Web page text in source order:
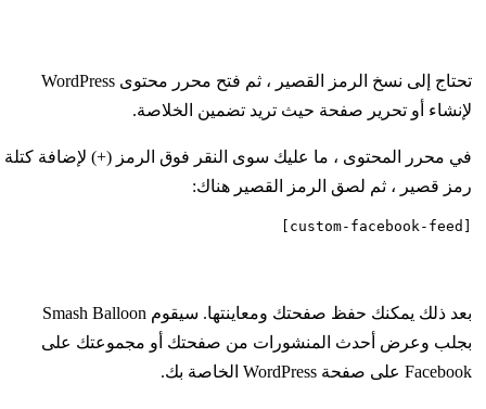
تحتاج إلى نسخ الرمز القصير ، ثم فتح محرر محتوى WordPress
لإنشاء أو تحرير صفحة حيث تريد تضمين الخلاصة.
في محرر المحتوى ، ما عليك سوى النقر فوق الرمز (+) لإضافة كتلة
رمز قصير ، ثم لصق الرمز القصير هناك:
بعد ذلك يمكنك حفظ صفحتك ومعاينتها. سيقوم Smash Balloon
بجلب وعرض أحدث المنشورات من صفحتك أو مجموعتك على
Facebook على صفحة WordPress الخاصة بك.